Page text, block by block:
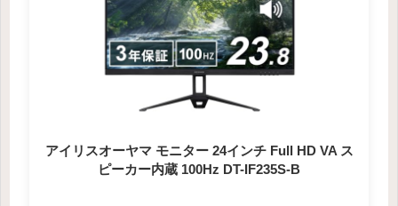
アイリスオーヤマ モニター 24インチ Full HD VA ス
ピーカー内蔵 100Hz DT-IF235S-B